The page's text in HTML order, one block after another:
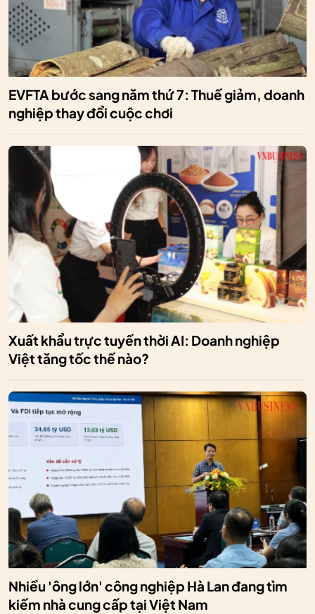
EVFTA bước sang năm thứ 7: Thuế giảm, doanh
nghiệp thay đổi cuộc chơi
Xuất khẩu trực tuyến thời AI: Doanh nghiệp
Việt tăng tốc thế nào?
Nhiều 'ông lớn' công nghiệp Hà Lan đang tìm
kiếm nhà cung cấp tại Việt Nam